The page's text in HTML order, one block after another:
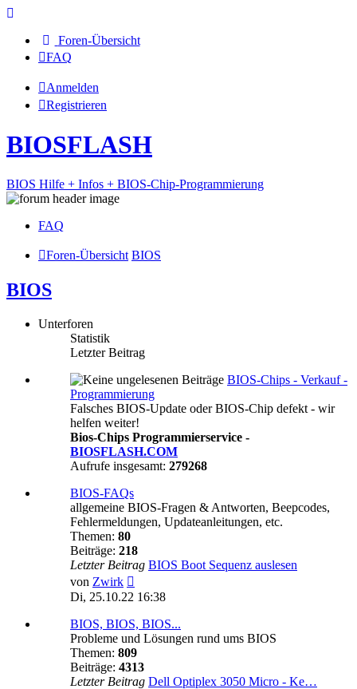
Foren-Übersicht
FAQ
Anmelden
Registrieren
BIOSFLASH
BIOS Hilfe + Infos + BIOS-Chip-Programmierung
FAQ
Foren-Übersicht BIOS
BIOS
Unterforen
Statistik
Letzter Beitrag
BIOS-Chips - Verkauf -
Programmierung
Falsches BIOS-Update oder BIOS-Chip defekt - wir
helfen weiter!
Bios-Chips Programmierservice -
BIOSFLASH.COM
Aufrufe insgesamt: 279268
BIOS-FAQs
allgemeine BIOS-Fragen & Antworten, Beepcodes,
Fehlermeldungen, Updateanleitungen, etc.
Themen: 80
Beiträge: 218
Letzter Beitrag BIOS Boot Sequenz auslesen
von Zwirk
Beitrag
Di, 25.10.22 16:38
BIOS, BIOS, BIOS...
Probleme und Lösungen rund ums BIOS
Themen: 809
Beiträge: 4313
Letzter Beitrag Dell Optiplex 3050 Micro - Ke…